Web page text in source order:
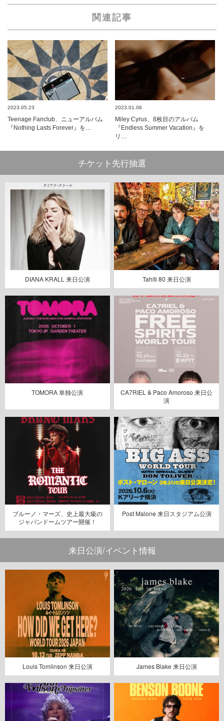
関連記事
2023.05.23
Teenage Fanclub、ニューアルバム
『Nothing Lasts Forever』を…
2023.01.06
Miley Cyrus、8枚目のアルバム
『Endless Summer Vacation』を
リ…
チケット先行抽選
DIANA KRALL 来日公演 Tahiti 80 来日公演
TOMORA 単独公演
CA7RIEL & Paco Amoroso 来日公
演
ブルーノ・マーズ、史上最大級の
ジャパンドームツアー開催！
Post Malone 来日スタジアム公演
来日公演/イベント情報
Louis Tomlinson 来日公演 James Blake 来日公演